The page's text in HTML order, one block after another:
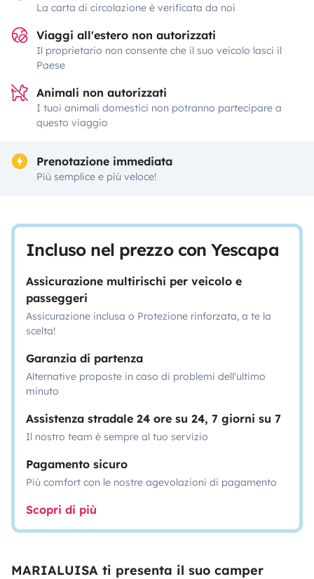
La carta di circolazione è verificata da noi
Viaggi all'estero non autorizzati
Il proprietario non consente che il suo veicolo lasci il
Paese
Animali non autorizzati
I tuoi animali domestici non potranno partecipare a
questo viaggio
Prenotazione immediata
Più semplice e più veloce!
Incluso nel prezzo con Yescapa
Assicurazione multirischi per veicolo e
passeggeri
Assicurazione inclusa o Protezione rinforzata, a te la
scelta!
Garanzia di partenza
Alternative proposte in caso di problemi dell'ultimo
minuto
Assistenza stradale 24 ore su 24, 7 giorni su 7
Il nostro team è sempre al tuo servizio
Pagamento sicuro
Più comfort con le nostre agevolazioni di pagamento
Scopri di più
MARIALUISA ti presenta il suo camper